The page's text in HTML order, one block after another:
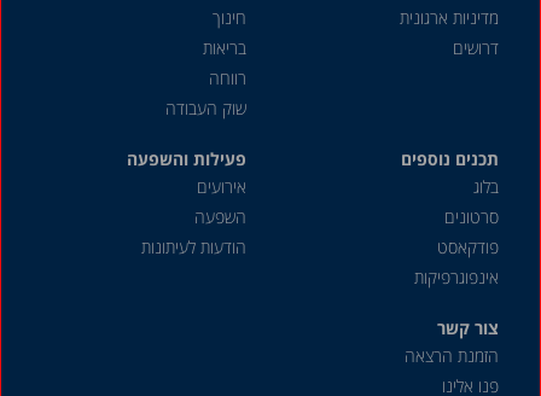
מדיניות ארגונית
דרושים
חינוך
בריאות
רווחה
שוק העבודה
תכנים נוספים
בלוג
סרטונים
פודקאסט
אינפוגרפיקות
פעילות והשפעה
אירועים
השפעה
הודעות לעיתונות
צור קשר
הזמנת הרצאה
פנו אלינו